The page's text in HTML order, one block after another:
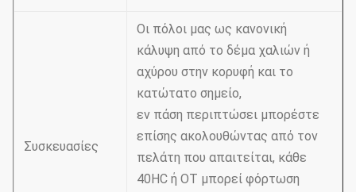
Συσκευασίες
Οι πόλοι μας ως κανονική
κάλυψη από το δέμα χαλιών ή
αχύρου στην κορυφή και το
κατώτατο σημείο,
εν πάση περιπτώσει μπορέστε
επίσης ακολουθώντας από τον
πελάτη που απαιτείται, κάθε
40HC ή OT μπορεί φόρτωση